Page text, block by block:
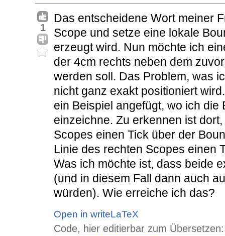
1
Das entscheidene Wort meiner
Scope und setze eine lokale
erzeugt wird. Nun möchte ich
der 4cm rechts neben dem
werden soll. Das Problem, was
nicht ganz exakt positioniert
ein Beispiel angefügt, wo ich
einzeichne. Zu erkennen ist
Scopes einen Tick über der
Linie des rechten Scopes einen
Was ich möchte ist, dass beide
(und in diesem Fall dann auch
würden). Wie erreiche ich das?
Open in writeLaTeX
Code, hier editierbar zum Übersetzen: